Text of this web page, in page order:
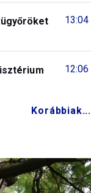
13:04
12:06
Korábbiak...